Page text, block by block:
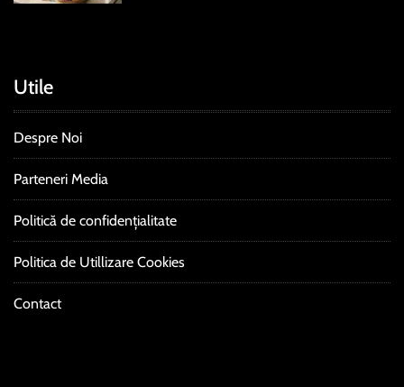
Utile
Despre Noi
Parteneri Media
Politică de confidențialitate
Politica de Utillizare Cookies
Contact